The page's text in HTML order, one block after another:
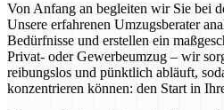
Von Anfang an begleiten wir Sie bei
Unsere erfahrenen Umzugsberater
Bedürfnisse und erstellen ein
Privat- oder Gewerbeumzug – wir
reibungslos und pünktlich abläuft,
konzentrieren können: den Start in